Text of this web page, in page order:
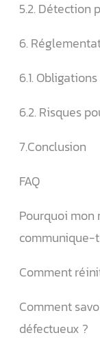
5.2. Détection
6.
6.1.
6.2. Risques
7.Conclusion
FAQ
Pourquoi mon
communique-
Comment
Comment
défectueux ?